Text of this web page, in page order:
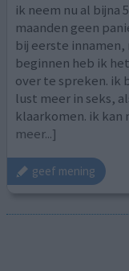
ik neem nu al bijna
maanden geen
bij eerste
beginnen heb ik
over te spreken. ik
lust meer in seks,
klaarkomen. ik kan
meer...]
geef mening